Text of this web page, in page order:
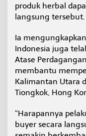
produk herbal
langsung tersebut.
Ia
Indonesia juga
Atase
membantu
Kalimantan Utara
Tiongkok, Hong
“Harapannya
buyer secara